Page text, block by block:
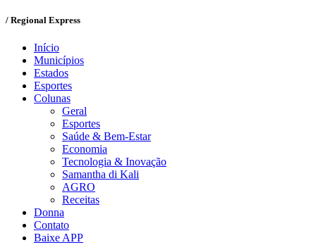
/ Regional Express
Início
Municípios
Estados
Esportes
Colunas
Geral
Esportes
Saúde & Bem-Estar
Economia
Tecnologia & Inovação
Samantha di Kali
AGRO
Receitas
Donna
Contato
Baixe APP